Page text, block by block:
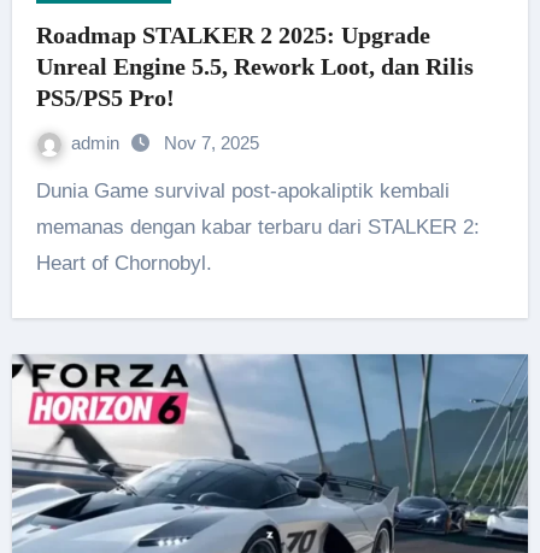
Roadmap STALKER 2 2025: Upgrade
Unreal Engine 5.5, Rework Loot, dan Rilis
PS5/PS5 Pro!
admin Nov 7, 2025
Dunia Game survival post-apokaliptik kembali
memanas dengan kabar terbaru dari STALKER 2:
Heart of Chornobyl.